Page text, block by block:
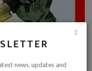
news, updates and
की दूरी प...